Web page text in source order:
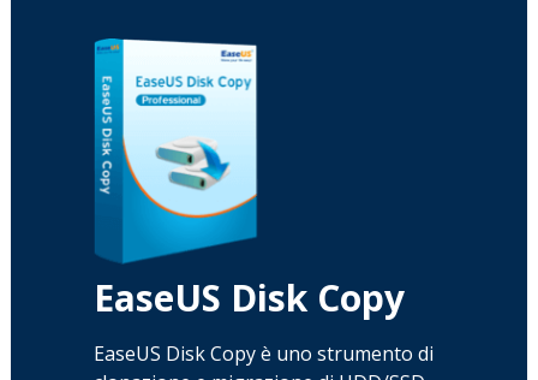
EaseUS Disk Copy
EaseUS Disk Copy è uno strumento di